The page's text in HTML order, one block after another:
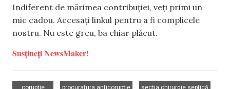
Indiferent de mărimea contribuției, veți primi un
mic cadou. Accesați linkul pentru a fi complicele
nostru. Nu este greu, ba chiar plăcut.
Susțineți NewsMaker!
corupție
procuratura anticorupție
secția chirurgie septică